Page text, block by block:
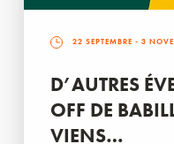
22 SEPTEMBRE - 3
D’AUTRES
OFF DE
VIENS…